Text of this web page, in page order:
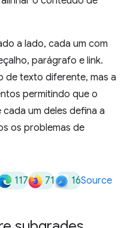
117 71 16Source